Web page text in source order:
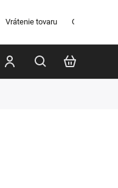
Vrátenie tovaru Obchodné
Značky